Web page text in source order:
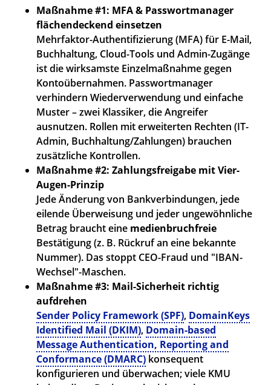
Maßnahme #1: MFA & Passwortmanager
flächendeckend einsetzen
Mehrfaktor-Authentifizierung (MFA) für E-Mail,
Buchhaltung, Cloud-Tools und Admin-Zugänge
ist die wirksamste Einzelmaßnahme gegen
Kontoübernahmen. Passwortmanager
verhindern Wiederverwendung und einfache
Muster – zwei Klassiker, die Angreifer
ausnutzen. Rollen mit erweiterten Rechten (IT-
Admin, Buchhaltung/Zahlungen) brauchen
zusätzliche Kontrollen.
Maßnahme #2: Zahlungsfreigabe mit Vier-
Augen-Prinzip
Jede Änderung von Bankverbindungen, jede
eilende Überweisung und jeder ungewöhnliche
Betrag braucht eine medienbruchfreie
Bestätigung (z. B. Rückruf an eine bekannte
Nummer). Das stoppt CEO-Fraud und "IBAN-
Wechsel"-Maschen.
Maßnahme #3: Mail-Sicherheit richtig
aufdrehen
Sender Policy Framework(SPF), DomainKeys
Identified Mail (DKIM), Domain-based
Message Authentication, Reporting and
Conformance (DMARC) konsequent
konfigurieren und überwachen; viele KMU